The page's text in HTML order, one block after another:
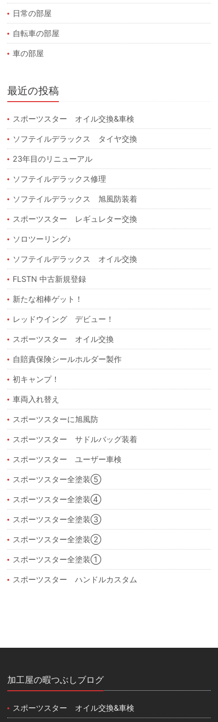
日常の部屋
自転車の部屋
車の部屋
最近の投稿
スポーツスター オイル交換&車検
ソフテイルデラックス タイヤ交換
23年目のリニューアル
ソフテイルデラックス修理
ソフテイルデラックス 旭風防装着
スポーツスター レギュレター交換
ソロツーリング♪
ソフテイルデラックス オイル交換
FLSTN 中古新規登録
新たな相棒ゲット！
レッドウイング デビュー！
スポーツスター オイル交換
自賠責保険シールホルダー製作
初キャンプ！
車両入れ替え
スポーツスターに旭風防
スポーツスター サドルバッグ装着
スポーツスター ユーザー車検
スポーツスター全塗装⑤
スポーツスター全塗装④
スポーツスター全塗装③
スポーツスター全塗装②
スポーツスター全塗装①
スポーツスター ハンドルカスタム
加工屋の暇つぶしブログ
スポーツスター オイル交換&車検